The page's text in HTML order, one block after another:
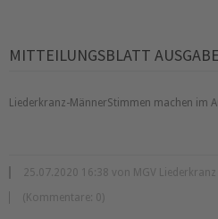
MITTEILUNGSBLATT
Liederkranz-MännerStimmen machen im
25.07.2020 16:38 von MGV Liederkranz
(Kommentare: 0)